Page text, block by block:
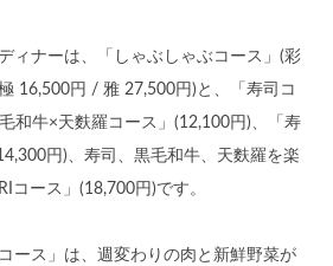
ィナーは、「しゃぶしゃぶコース」(彩
16,500円 / 雅 27,500円)と、「寿司コ
和牛×天麩羅コース」(12,100円)、「寿
円)、寿司、黒毛和牛、天麩羅を楽
コース」(18,700円)です。
ース」は、週変わりの肉と新鮮野菜が